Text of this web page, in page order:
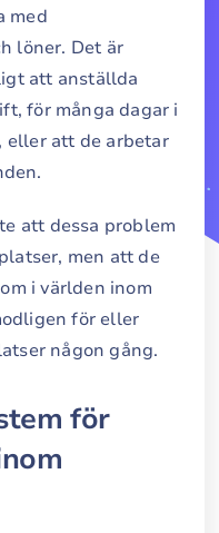
med
löner. Det är
att anställda
för många dagar i
eller att de arbetar
att dessa problem
men att de
i världen inom
för eller
någon gång.
för